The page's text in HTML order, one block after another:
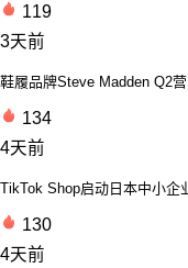
119
3天前
鞋履品牌Steve Madden Q2
134
4天前
TikTok Shop启动日本中小企
130
4天前